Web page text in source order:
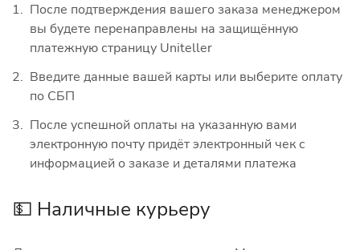
После подтверждения вашего заказа менеджером
вы будете перенаправлены на защищённую
платежную страницу Uniteller
Введите данные вашей карты или выберите оплату
по СБП
После успешной оплаты на указанную вами
электронную почту придёт электронный чек с
информацией о заказе и деталями платежа
💵 Наличные курьеру